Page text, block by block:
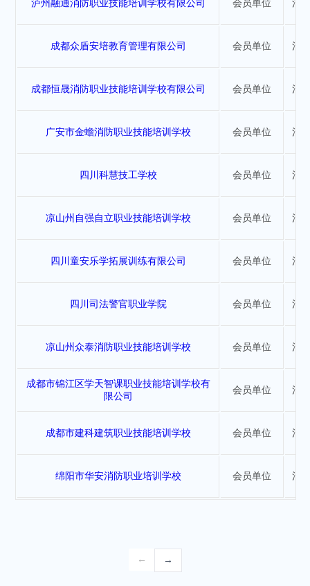
泸州融通消防职业技能培训学校有限公司 会员单位 消
成都众盾安培教育管理有限公司 会员单位 消
成都恒晟消防职业技能培训学校有限公司 会员单位 消
广安市金蟾消防职业技能培训学校 会员单位 消
四川科慧技工学校 会员单位 消
凉山州自强自立职业技能培训学校 会员单位 消
四川童安乐学拓展训练有限公司 会员单位 消
四川司法警官职业学院 会员单位 消
凉山州众泰消防职业技能培训学校 会员单位 消
成都市锦江区学天智课职业技能培训学校有
限公司
会员单位 消
成都市建科建筑职业技能培训学校 会员单位 消
绵阳市华安消防职业培训学校 会员单位 消
← →